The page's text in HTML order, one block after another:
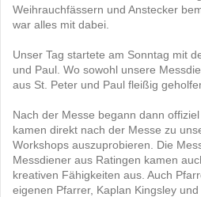
Weihrauchfässern und Anstecker
war alles mit dabei.
Unser Tag startete am Sonntag mit
und Paul. Wo sowohl unsere
aus St. Peter und Paul fleißig
Nach der Messe begann dann
kamen direkt nach der Messe zu
Workshops auszuprobieren. Die
Messdiener aus Ratingen kamen
kreativen Fähigkeiten aus. Auch
eigenen Pfarrer, Kaplan Kingsley